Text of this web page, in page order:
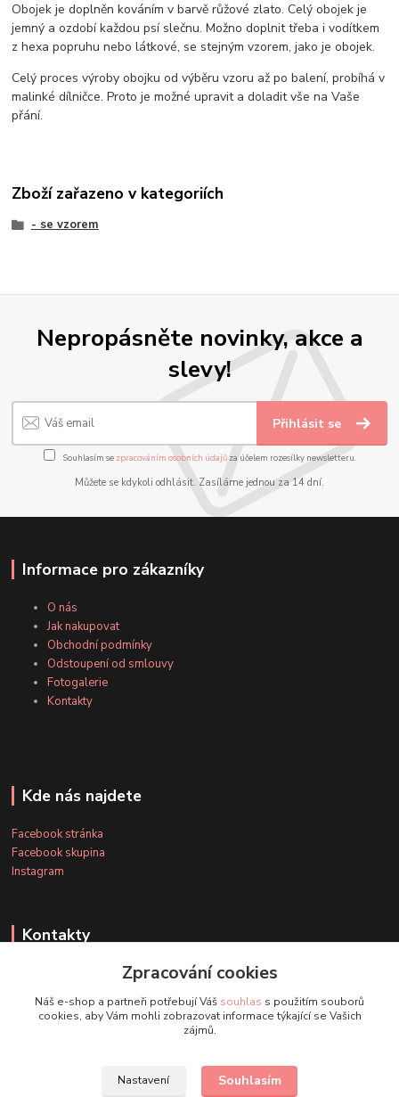
Obojek je doplněn kováním v barvě růžové zlato. Celý obojek je
jemný a ozdobí každou psí slečnu. Možno doplnit třeba i vodítkem
z hexa popruhu nebo látkové, se stejným vzorem, jako je obojek.
Celý proces výroby obojku od výběru vzoru až po balení, probíhá v
malinké dílničce. Proto je možné upravit a doladit vše na Vaše
přání.
Zboží zařazeno v kategoriích
- se vzorem
Nepropásněte novinky, akce a
slevy!
Přihlásit se
Souhlasím se zpracováním osobních údajůza účelem rozesílky newsletteru.
Můžete se kdykoli odhlásit. Zasíláme jednou za 14 dní.
Informace pro zákazníky
O nás
Jak nakupovat
Obchodní podmínky
Odstoupení od smlouvy
Fotogalerie
Kontakty
Kde nás najdete
Facebook stránka
Facebook skupina
Instagram
Kontakty
+420 607 163 127
(Po-Pá, 8-20 hod., So-Ne, 8-14 hod.)
Zpracování cookies
Náš e-shop a partneři potřebují Váš souhlas s použitím souborů
cookies, aby Vám mohli zobrazovat informace týkající se Vašich
zájmů.
Nastavení Souhlasím